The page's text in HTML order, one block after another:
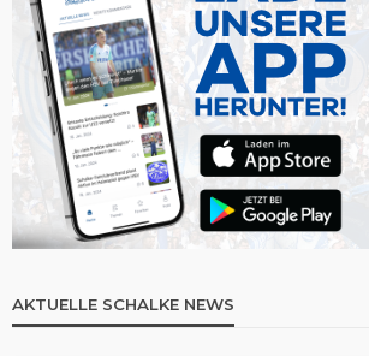
AKTUELLE SCHALKE NEWS